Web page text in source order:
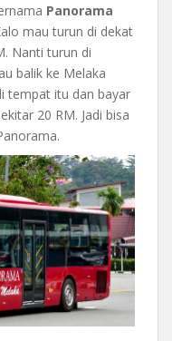
Panorama
mau turun di dekat
Nanti turun di
balik ke Melaka
tempat itu dan bayar
20 RM. Jadi bisa